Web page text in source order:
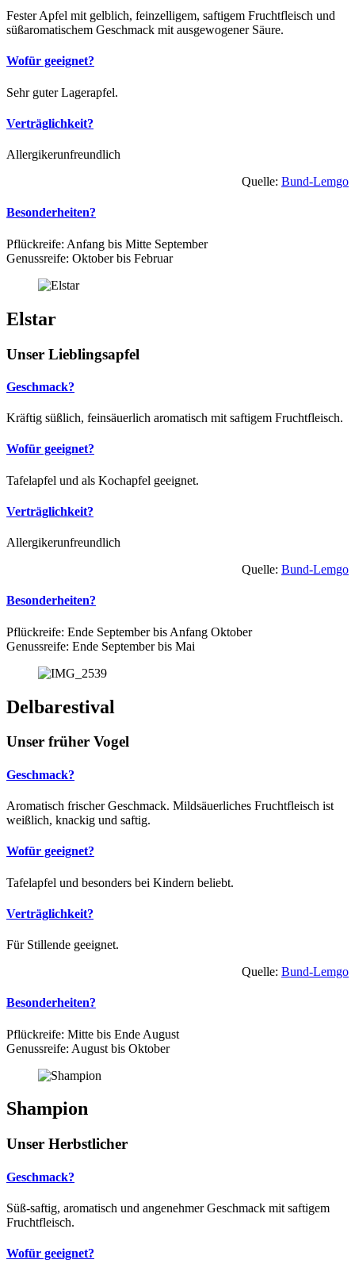
Fester Apfel mit gelblich, feinzelligem, saftigem Fruchtfleisch und
süßaromatischem Geschmack mit ausgewogener Säure.
Wofür geeignet?
Sehr guter Lagerapfel.
Verträglichkeit?
Allergikerunfreundlich
Quelle: Bund-Lemgo
Besonderheiten?
Pflückreife: Anfang bis Mitte September
Genussreife: Oktober bis Februar
Elstar
Unser Lieblingsapfel
Geschmack?
Kräftig süßlich, feinsäuerlich aromatisch mit saftigem Fruchtfleisch.
Wofür geeignet?
Tafelapfel und als Kochapfel geeignet.
Verträglichkeit?
Allergikerunfreundlich
Quelle: Bund-Lemgo
Besonderheiten?
Pflückreife: Ende September bis Anfang Oktober
Genussreife: Ende September bis Mai
Delbarestival
Unser früher Vogel
Geschmack?
Aromatisch frischer Geschmack. Mildsäuerliches Fruchtfleisch ist
weißlich, knackig und saftig.
Wofür geeignet?
Tafelapfel und besonders bei Kindern beliebt.
Verträglichkeit?
Für Stillende geeignet.
Quelle: Bund-Lemgo
Besonderheiten?
Pflückreife: Mitte bis Ende August
Genussreife: August bis Oktober
Shampion
Unser Herbstlicher
Geschmack?
Süß-saftig, aromatisch und angenehmer Geschmack mit saftigem
Fruchtfleisch.
Wofür geeignet?